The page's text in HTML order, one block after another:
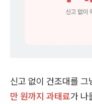
신고 없이 건조대를 그
만 원까지 과태료가 나